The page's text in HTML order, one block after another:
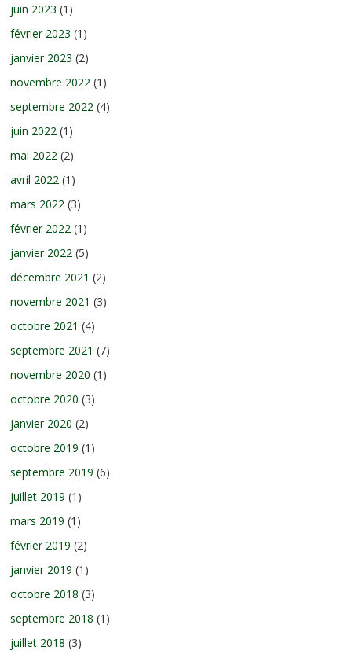
juin 2023 (1)
février 2023 (1)
janvier 2023 (2)
novembre 2022 (1)
septembre 2022 (4)
juin 2022 (1)
mai 2022 (2)
avril 2022 (1)
mars 2022 (3)
février 2022 (1)
janvier 2022 (5)
décembre 2021 (2)
novembre 2021 (3)
octobre 2021 (4)
septembre 2021 (7)
novembre 2020 (1)
octobre 2020 (3)
janvier 2020 (2)
octobre 2019 (1)
septembre 2019 (6)
juillet 2019 (1)
mars 2019 (1)
février 2019 (2)
janvier 2019 (1)
octobre 2018 (3)
septembre 2018 (1)
juillet 2018 (3)